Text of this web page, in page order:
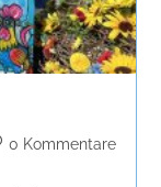
0 Kommentare